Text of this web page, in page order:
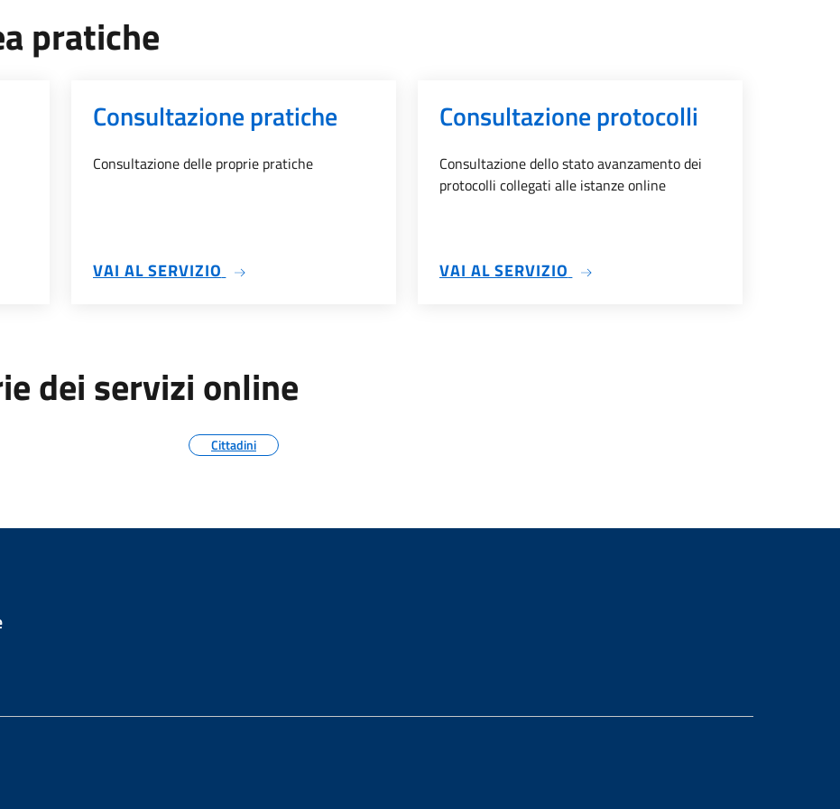
pratiche
Consultazione pratiche
Consultazione delle proprie pratiche
VAI AL SERVIZIO SU CONSULTAZIONE PRATICHE
Consultazione protocolli
Consultazione dello stato avanzamento dei
protocolli collegati alle istanze online
VAI AL SERVIZIO SU CONSULTAZIONE PROTOCOLLI
dei servizi online
Cittadini